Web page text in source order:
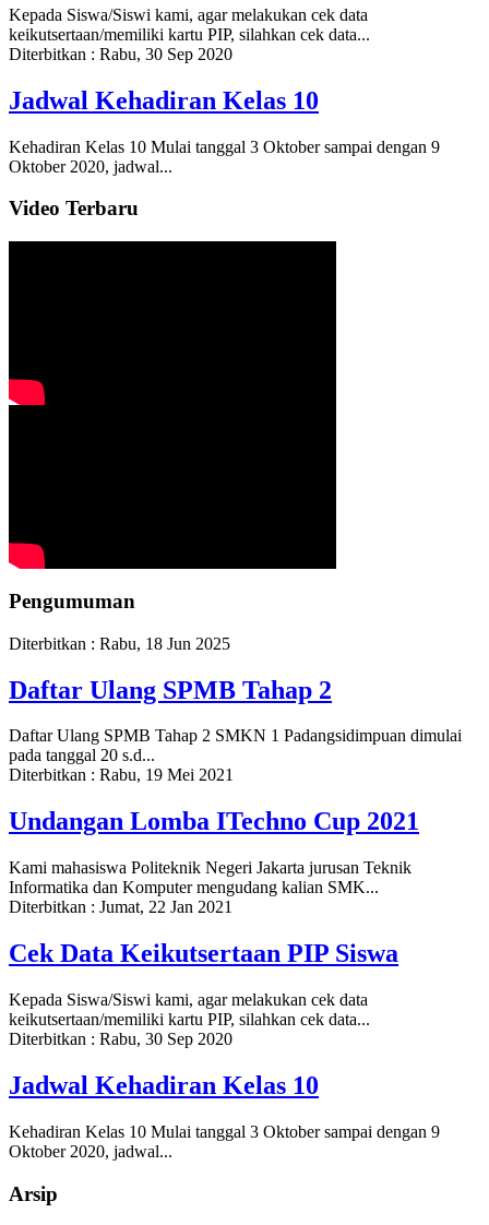
Kepada Siswa/Siswi kami, agar melakukan cek data
keikutsertaan/memiliki kartu PIP, silahkan cek data...
Diterbitkan : Rabu, 30 Sep 2020
Jadwal Kehadiran Kelas 10
Kehadiran Kelas 10 Mulai tanggal 3 Oktober sampai dengan 9
Oktober 2020, jadwal...
Video Terbaru
Pengumuman
Diterbitkan : Rabu, 18 Jun 2025
Daftar Ulang SPMB Tahap 2
Daftar Ulang SPMB Tahap 2 SMKN 1 Padangsidimpuan dimulai
pada tanggal 20 s.d...
Diterbitkan : Rabu, 19 Mei 2021
Undangan Lomba ITechno Cup 2021
Kami mahasiswa Politeknik Negeri Jakarta jurusan Teknik
Informatika dan Komputer mengudang kalian SMK...
Diterbitkan : Jumat, 22 Jan 2021
Cek Data Keikutsertaan PIP Siswa
Kepada Siswa/Siswi kami, agar melakukan cek data
keikutsertaan/memiliki kartu PIP, silahkan cek data...
Diterbitkan : Rabu, 30 Sep 2020
Jadwal Kehadiran Kelas 10
Kehadiran Kelas 10 Mulai tanggal 3 Oktober sampai dengan 9
Oktober 2020, jadwal...
Arsip